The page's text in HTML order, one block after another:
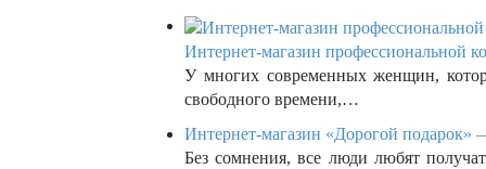
Интернет-магазин профессиональной
У многих современных женщин,
свободного времени,…
Интернет-магазин «Дорогой подарок»
Без сомнения, все люди любят